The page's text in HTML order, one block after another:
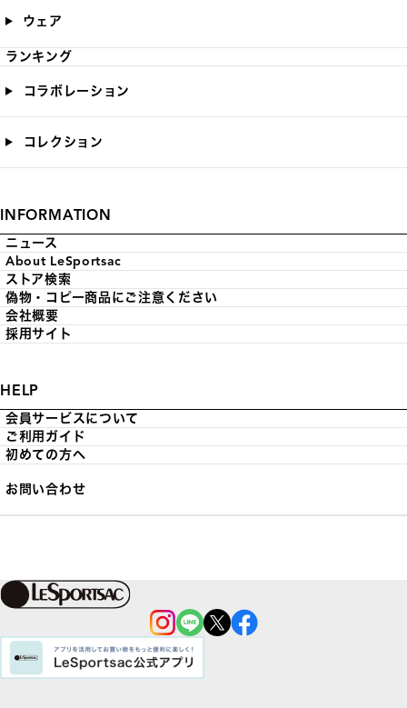
ウェア
ランキング
コラボレーション
コレクション
INFORMATION
ニュース
About LeSportsac
ストア検索
偽物・コピー商品にご注意ください
会社概要
採用サイト
HELP
会員サービスについて
ご利用ガイド
初めての方へ
お問い合わせ